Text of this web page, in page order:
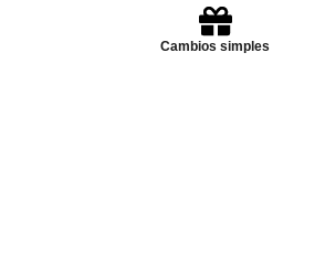
Cambios simples